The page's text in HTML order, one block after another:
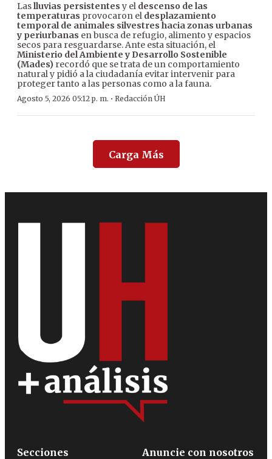
Laslluvias persistentes y el descenso de las
temperaturas provocaron el desplazamiento
temporal de animales silvestres hacia zonas urbanas
y periurbanas en busca de refugio, alimento y espacios
secos para resguardarse. Ante esta situación, el
Ministerio del Ambiente y Desarrollo Sostenible
(Mades) recordó que se trata de un comportamiento
natural y pidió a la ciudadanía evitar intervenir para
proteger tanto a las personas como a la fauna.
Agosto 5, 2026 05:12 p. m. · Redacción ÚH
Carga Más
Secciones
Anuncie con nosotros